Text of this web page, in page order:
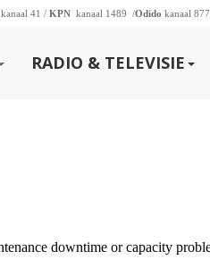
kanaal 41 / KPN kanaal 1489 /Odido kanaal 877
RADIO & TELEVISIE